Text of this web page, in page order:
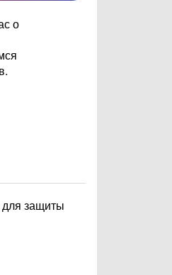
о
защиты